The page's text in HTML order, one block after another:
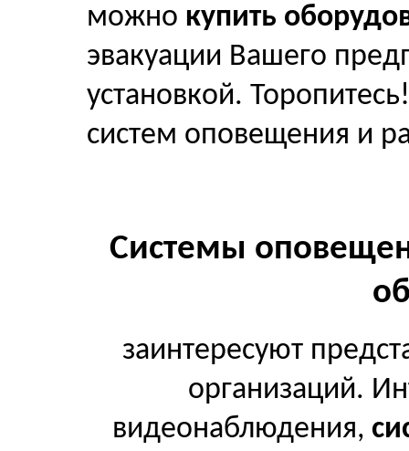
можно купить
эвакуации Вашего
установкой.
систем оповещения и
Системы
заинтересуют
организаций.
видеонаблюдения,